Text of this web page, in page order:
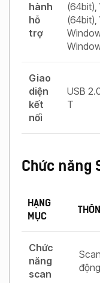
hành
hỗ
trợ
(64bit),
(64bit),
Giao
diện
kết
nối
USB
T
Chức năng
HẠNG
MỤC
Chức
năng
scan
động